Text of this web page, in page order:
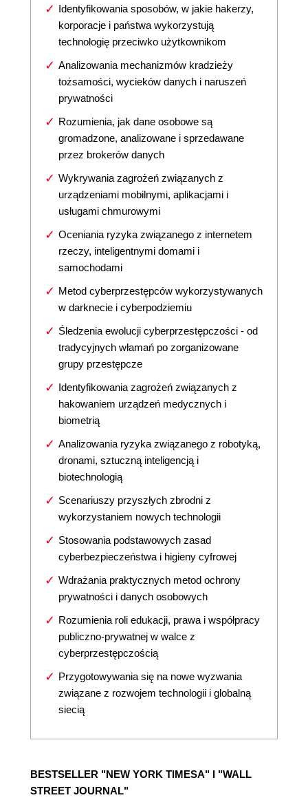
Identyfikowania sposobów, w jakie hakerzy,
korporacje i państwa wykorzystują
technologię przeciwko użytkownikom
Analizowania mechanizmów kradzieży
tożsamości, wycieków danych i naruszeń
prywatności
Rozumienia, jak dane osobowe są
gromadzone, analizowane i sprzedawane
przez brokerów danych
Wykrywania zagrożeń związanych z
urządzeniami mobilnymi, aplikacjami i
usługami chmurowymi
Oceniania ryzyka związanego z internetem
rzeczy, inteligentnymi domami i
samochodami
Metod cyberprzestępców wykorzystywanych
w darknecie i cyberpodziemiu
Śledzenia ewolucji cyberprzestępczości - od
tradycyjnych włamań po zorganizowane
grupy przestępcze
Identyfikowania zagrożeń związanych z
hakowaniem urządzeń medycznych i
biometrią
Analizowania ryzyka związanego z robotyką,
dronami, sztuczną inteligencją i
biotechnologią
Scenariuszy przyszłych zbrodni z
wykorzystaniem nowych technologii
Stosowania podstawowych zasad
cyberbezpieczeństwa i higieny cyfrowej
Wdrażania praktycznych metod ochrony
prywatności i danych osobowych
Rozumienia roli edukacji, prawa i współpracy
publiczno-prywatnej w walce z
cyberprzestępczością
Przygotowywania się na nowe wyzwania
związane z rozwojem technologii i globalną
siecią
BESTSELLER "NEW YORK TIMESA" I "WALL
STREET JOURNAL"